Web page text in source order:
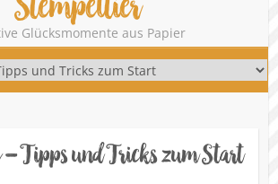
Glücksmomente aus Papier
Tipps und Tricks zum Start